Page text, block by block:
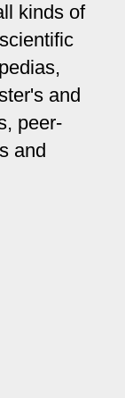
kinds of
and
peer-
and